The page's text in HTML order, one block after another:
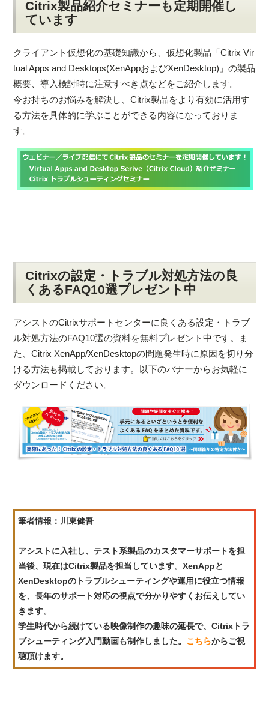
Citrix製品紹介セミナーも定期開催し
ています
クライアント仮想化の基礎知識から、仮想化製品「Citrix Vir
tual Apps and Desktops(XenAppおよびXenDesktop)」の製品
概要、導入検討時に注意すべき点などをご紹介します。
今お持ちのお悩みを解決し、Citrix製品をより有効に活用す
る方法を具体的に学ぶことができる内容になっておりま
す。
Citrixの設定・トラブル対処方法の良
くあるFAQ10選プレゼント中
アシストのCitrixサポートセンターに良くある設定・トラブ
ル対処方法のFAQ10選の資料を無料プレゼント中です。ま
た、Citrix XenApp/XenDesktopの問題発生時に原因を切り分
ける方法も掲載しております。以下のバナーからお気軽に
ダウンロードください。
筆者情報：川東健吾
アシストに入社し、テスト系製品のカスタマーサポートを担
当後、現在はCitrix製品を担当しています。XenAppと
XenDesktopのトラブルシューティングや運用に役立つ情報
を、長年のサポート対応の視点で分かりやすくお伝えしてい
きます。
学生時代から続けている映像制作の趣味の延長で、Citrixトラ
ブシューティング入門動画も制作しました。 こちらからご視
聴頂けます。